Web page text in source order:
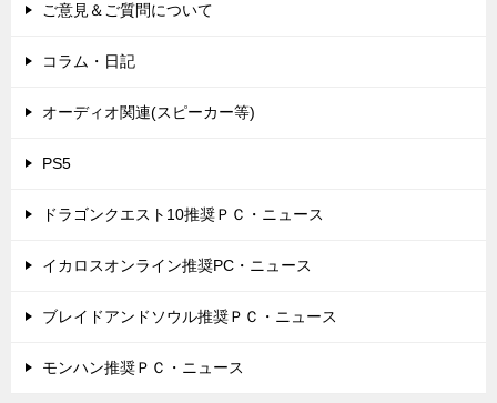
ご意見＆ご質問について
コラム・日記
オーディオ関連(スピーカー等)
PS5
ドラゴンクエスト10推奨ＰＣ・ニュース
イカロスオンライン推奨PC・ニュース
ブレイドアンドソウル推奨ＰＣ・ニュース
モンハン推奨ＰＣ・ニュース